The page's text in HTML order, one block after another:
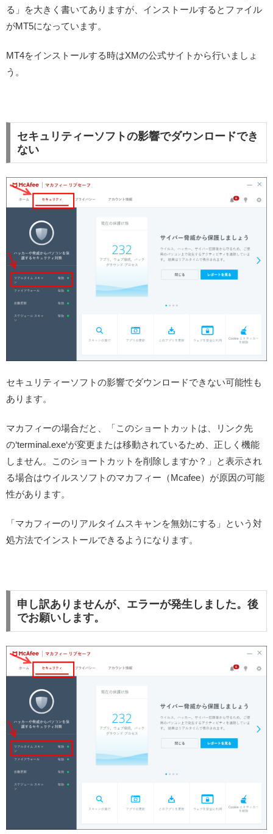
る」を大きく書いてありますが、インストールするとファイル
がMT5になっています。
MT4をインストールする時はXMの公式サイトから行いましょ
う。
セキュリティーソフトの影響でダウンロードでき
ない
セキュリティーソフトの影響でダウンロードできない可能性も
あります。
マカフィーの場合だと、「このショートカットは、リンク先
の‘terminal.exe‘が変更または移動されているため、正しく機能
しません。このショートカットを削除しますか？」と表示され
る場合はウイルスソフトのマカフィー（Mcafee）が原因の可能
性があります。
「マカフィーのリアルタイムスキャンを無効にする」という対
処方法でインストールできるようになります。
申し訳ありませんが、エラーが発生しました。後
でお願いします。